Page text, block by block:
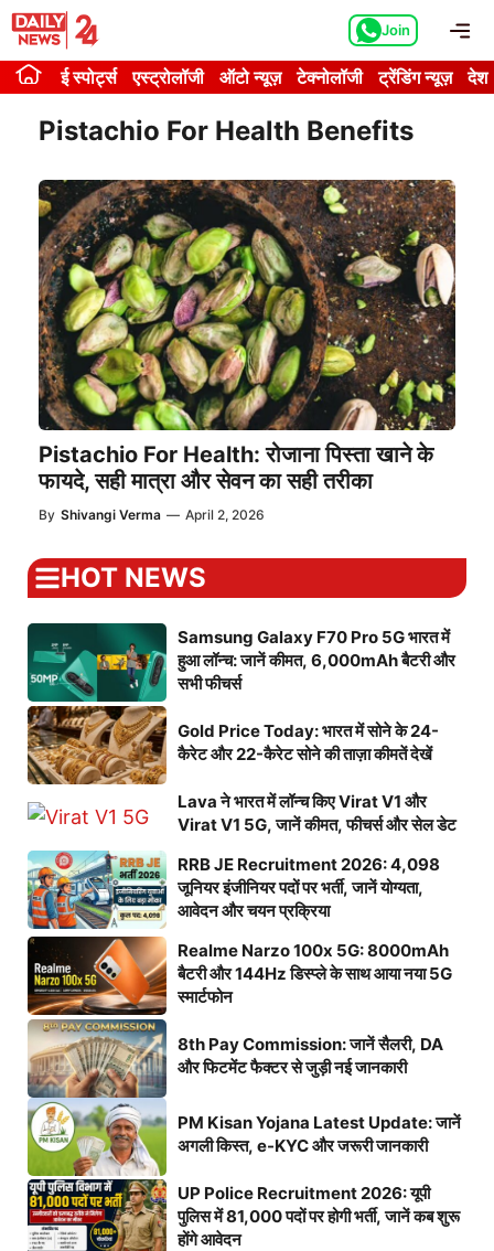
Skip
content
Join
ई स्पोर्ट्स एस्ट्रोलॉजी ऑटो न्यूज़ टेक्नोलॉजी ट्रेंडिंग न्यूज़ देश
Pistachio For Health Benefits
Pistachio For Health: रोजाना पिस्ता खाने के
फायदे, सही मात्रा और सेवन का सही तरीका
By Shivangi Verma — April 2, 2026
HOT NEWS
Samsung Galaxy F70 Pro 5G भारत में
हुआ लॉन्च: जानें कीमत, 6,000mAh बैटरी और
सभी फीचर्स
Gold Price Today: भारत में सोने के 24-
कैरेट और 22-कैरेट सोने की ताज़ा कीमतें देखें
Lava ने भारत में लॉन्च किए Virat V1 और
Virat V1 5G, जानें कीमत, फीचर्स और सेल डेट
RRB JE Recruitment 2026: 4,098
जूनियर इंजीनियर पदों पर भर्ती, जानें योग्यता,
आवेदन और चयन प्रक्रिया
Realme Narzo 100x 5G: 8000mAh
बैटरी और 144Hz डिस्प्ले के साथ आया नया 5G
स्मार्टफोन
8th Pay Commission: जानें सैलरी, DA
और फिटमेंट फैक्टर से जुड़ी नई जानकारी
PM Kisan Yojana Latest Update: जानें
अगली किस्त, e-KYC और जरूरी जानकारी
UP Police Recruitment 2026: यूपी
पुलिस में 81,000 पदों पर होगी भर्ती, जानें कब शुरू
होंगे आवेदन